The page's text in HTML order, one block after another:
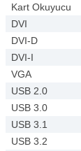
Kart Okuyucu
DVI
DVI-D
DVI-I
VGA
USB 2.0
USB 3.0
USB 3.1
USB 3.2